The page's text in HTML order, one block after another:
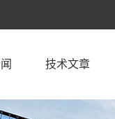
技术文章